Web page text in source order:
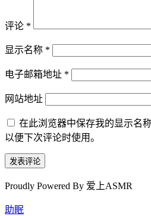
评论 *
显示名称 *
电子邮箱地址 *
网站地址
在此浏览器中保存我的显示名
以便下次评论时使用。
Proudly Powered By 爱上ASMR
助眠